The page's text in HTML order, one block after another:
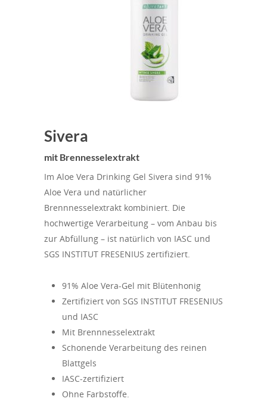
Sivera
mit Brennesselextrakt
Im Aloe Vera Drinking Gel Sivera sind 91%
Aloe Vera und natürlicher
Brennnesselextrakt kombiniert. Die
hochwertige Verarbeitung – vom Anbau bis
zur Abfüllung – ist natürlich von IASC und
SGS INSTITUT FRESENIUS zertifiziert.
91% Aloe Vera-Gel mit Blütenhonig
Zertifiziert von SGS INSTITUT FRESENIUS
und IASC
Mit Brennnesselextrakt
Schonende Verarbeitung des reinen
Blattgels
IASC-zertifiziert
Ohne Farbstoffe.